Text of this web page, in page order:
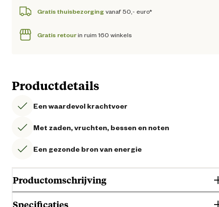
Gratis thuisbezorging vanaf 50,- euro*
Gratis retourin ruim 160 winkels
Productdetails
Een waardevol krachtvoer
Met zaden, vruchten, bessen en noten
Een gezonde bron van energie
Productomschrijving
Vitakraft Cocktail Frutti bevat zongerijpte zaden, vitaminerijke vruchten,
Specificaties